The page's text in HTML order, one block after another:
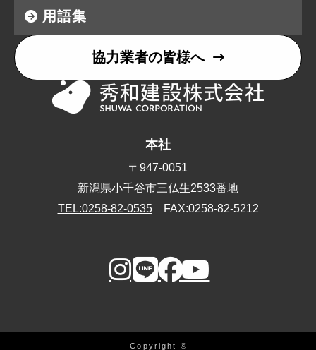
用語集
協力業者の皆様へ
本社
〒947-0051
新潟県小千谷市三仏生2533番地
TEL:0258-82-0535FAX:0258-82-5212
Copyright ©